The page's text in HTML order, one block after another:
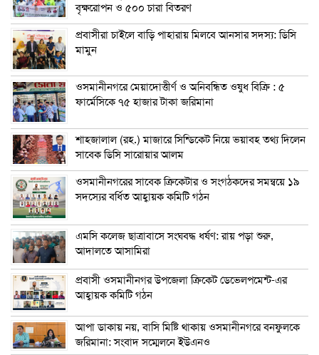
বৃক্ষরোপন ও ৫০০ চারা বিতরণ
প্রবাসীরা চাইলে বাড়ি পাহারায় মিলবে আনসার সদস্য: ডিসি
মামুন
ওসমানীনগরে মেয়াদোত্তীর্ণ ও অনিবন্ধিত ওষুধ বিক্রি : ৫
ফার্মেসিকে ৭৫ হাজার টাকা জরিমানা
শাহজালাল (রহ.) মাজারে সিন্ডিকেট নিয়ে ভয়াবহ তথ্য দিলেন
সাবেক ডিসি সারোয়ার আলম
ওসমানীনগরের সাবেক ক্রিকেটার ও সংগঠকদের সমন্বয়ে ১৯
সদস্যের বর্ধিত আহ্বায়ক কমিটি গঠন
এম‌সি কলেজ ছাত্রাবাসে সংঘবদ্ধ ধর্ষণ: রায় পড়া শুরু,
আদালতে আসামিরা
প্রবাসী ওসমানীনগর উপজেলা ক্রিকেট ডেভেলপমেন্ট-এর
আহ্বায়ক কমিটি গঠন
আপা ডাকায় নয়, বাসি মিষ্টি থাকায় ওসমানীনগরে বনফুলকে
জরিমানা: সংবাদ সম্মেলনে ইউএনও